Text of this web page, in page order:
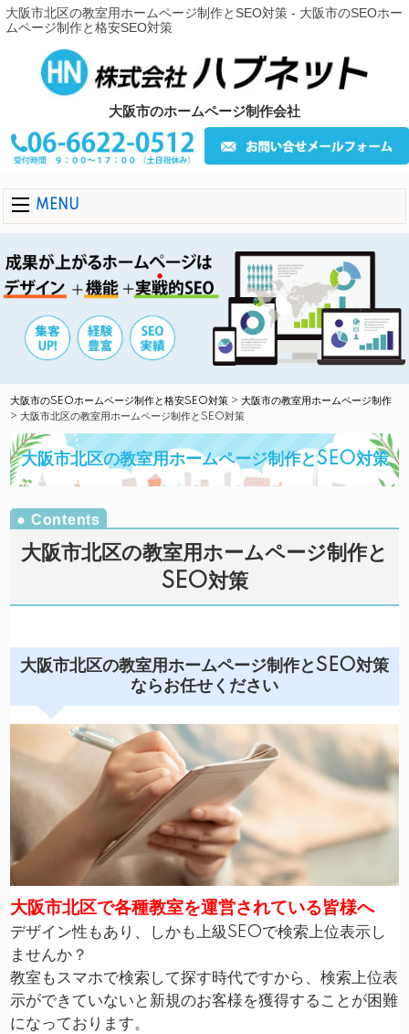
大阪市北区の教室用ホームページ制作とSEO対策 - 大阪市のSEOホー
ムページ制作と格安SEO対策
大阪市のホームページ制作会社
MENU
大阪市のSEOホームページ制作と格安SEO対策 >大阪市の教室用ホームページ制作
>大阪市北区の教室用ホームページ制作とSEO対策
大阪市北区の教室用ホームページ制作とSEO対策
大阪市北区の教室用ホームページ制作と
SEO対策
大阪市北区の教室用ホームページ制作とSEO対策
ならお任せください
大阪市北区で各種教室を運営されている皆様へ
デザイン性もあり、しかも上級SEOで検索上位表示し
ませんか？
教室もスマホで検索して探す時代ですから、検索上位表
示ができていないと新規のお客様を獲得することが困難
になっております。